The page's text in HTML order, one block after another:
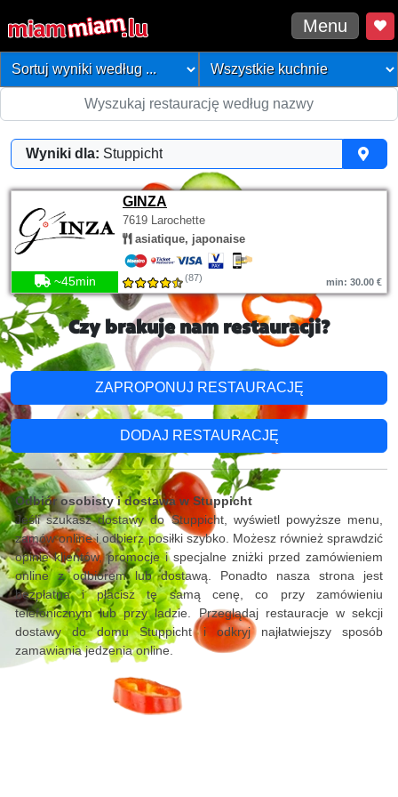
Menu
Wyniki dla: Stuppicht
GINZA
7619 Larochette
asiatique, japonaise
~45min (87) min: 30.00 €
Czy brakuje nam restauracji?
ZAPROPONUJ RESTAURACJĘ
DODAJ RESTAURACJĘ
Odbiór osobisty i dostawa w Stuppicht
Jeśli szukasz dostawy do Stuppicht, wyświetl powyższe menu,
zamów online i odbierz posiłki szybko. Możesz również sprawdzić
opinie klientów, promocje i specjalne zniżki przed zamówieniem
online z odbiorem lub dostawą. Ponadto nasza strona jest
bezpłatna i płacisz tę samą cenę, co przy zamówieniu
telefonicznym lub przy ladzie. Przeglądaj restauracje w sekcji
dostawy do domu Stuppicht i odkryj najłatwiejszy sposób
zamawiania jedzenia online.